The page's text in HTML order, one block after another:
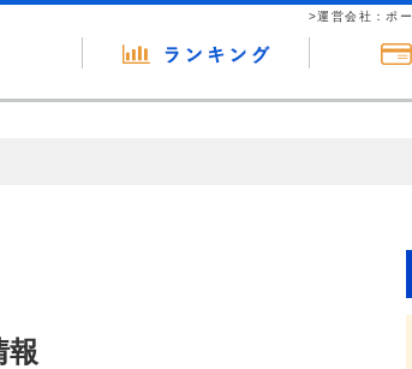
>運営会社：ポ
ます。
報